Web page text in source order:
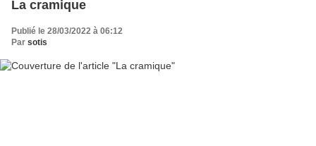
La cramique
Publié le 28/03/2022 à 06:12
Par sotis